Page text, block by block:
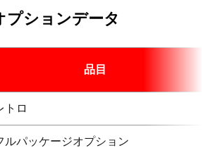
プションデータ
品目
トロ
ルパッケージオプション